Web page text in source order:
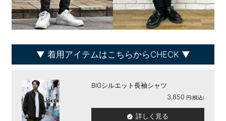
着用アイテムはこちらからCHECK
BIGシルエット長袖シャツ
3,850
詳しく見る